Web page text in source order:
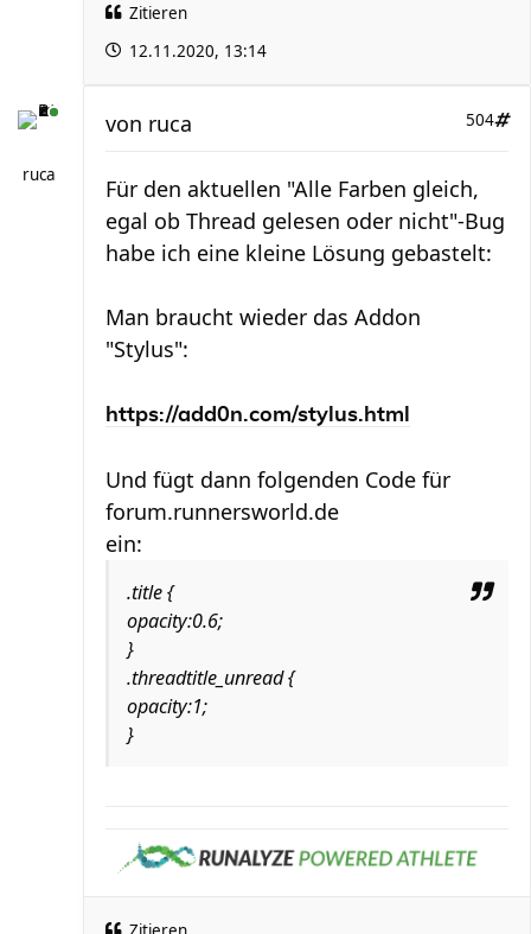
Zitieren
12.11.2020, 13:14
ruca
504
von ruca
Für den aktuellen "Alle Farben gleich,
egal ob Thread gelesen oder nicht"-Bug
habe ich eine kleine Lösung gebastelt:
Man braucht wieder das Addon
"Stylus":
https://add0n.com/stylus.html
Und fügt dann folgenden Code für
forum.runnersworld.de
ein:
.title {
opacity:0.6;
}
.threadtitle_unread {
opacity:1;
}